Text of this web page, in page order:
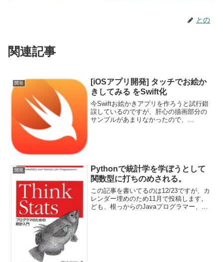
との
関連記事
開発
[iOSアプリ開発] タッチでお絵か
きしてみる をSwift化
今Swiftお絵かきアプリを作ろうと試行錯
誤しているのですが、肝心の描画部分の
サンプルがあまりなかったので、
開発
Pythonで統計学を学ぼうとして
関数型に打ちのめされる。
この記事を書いてるのは12/23ですが、カ
レンダー埋めのため11月で投稿します。
ども、根っからのJavaプログラマー、と